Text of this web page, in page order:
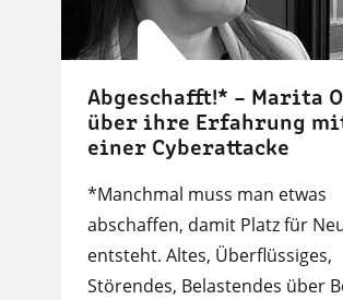
Abgeschafft!* – Marita
über ihre Erfahrung
einer Cyberattacke
*Manchmal muss man etwas
abschaffen, damit Platz für
entsteht. Altes, Überflüssiges,
Störendes, Belastendes über